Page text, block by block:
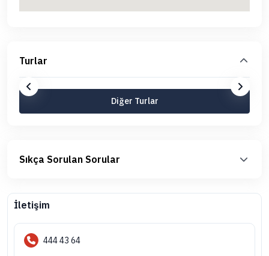
Turlar
Diğer Turlar
Sıkça Sorulan Sorular
İletişim
444 43 64